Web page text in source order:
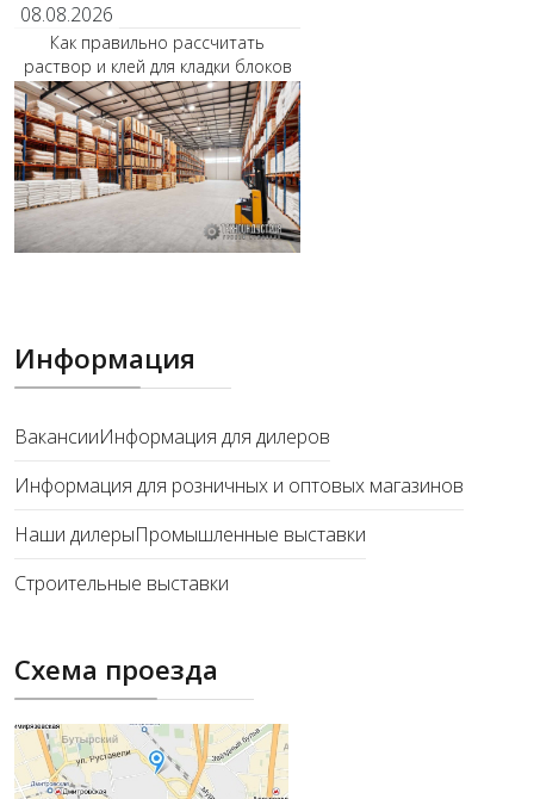
08.08.2026
Как правильно рассчитать
раствор и клей для кладки блоков
Информация
ВакансииИнформация для дилеров
Информация для розничных и оптовых магазинов
Наши дилерыПромышленные выставки
Строительные выставки
Схема проезда